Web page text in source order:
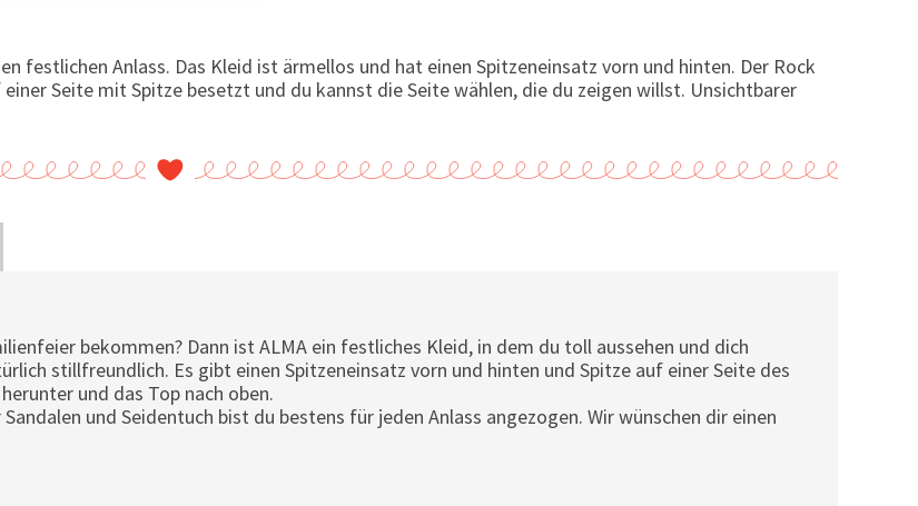
festlichen Anlass. Das Kleid ist ärmellos und hat einen Spitzeneinsatz vorn und hinten. Der Rock
Seite mit Spitze besetzt und du kannst die Seite wählen, die du zeigen willst. Unsichtbarer
bekommen? Dann ist ALMA ein festliches Kleid, in dem du toll aussehen und dich
stillfreundlich. Es gibt einen Spitzeneinsatz vorn und hinten und Spitze auf einer Seite des
und das Top nach oben.
und Seidentuch bist du bestens für jeden Anlass angezogen. Wir wünschen dir einen